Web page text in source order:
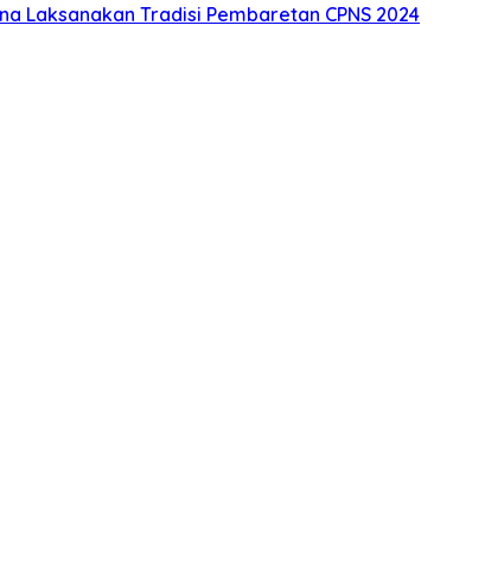
Laksanakan Tradisi Pembaretan CPNS 2024